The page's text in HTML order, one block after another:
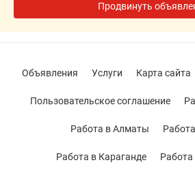
Продвинуть
Объявления Услуги Карта сайта
Пользовательское соглашение
Работа в Алматы
Работа в Караганде